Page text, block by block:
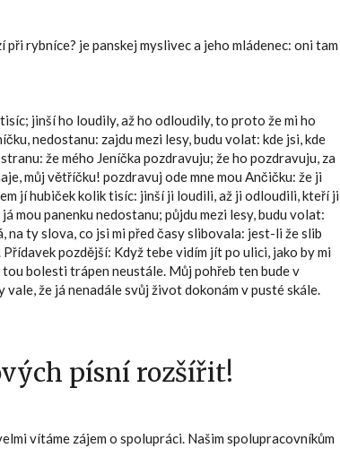
rybníce? je panskej myslivec a jeho mládenec: oni tam
jinší ho loudily, až ho odloudily, to proto že mi ho
nedostanu: zajdu mezi lesy, budu volat: kde jsi, kde
že mého Jeníčka pozdravuju; že ho pozdravuju, za
můj větříčku! pozdravuj ode mne mou Ančičku: že ji
jí hubiček kolik tisíc: jinší ji loudili, až ji odloudili, kteří ji
mou panenku nedostanu; půjdu mezi lesy, budu volat:
na ty slova, co jsi mi před časy slibovala: jest-li že slib
pozdější: Když tebe vidím jít po ulici, jako by mi
bolesti trápen neustále. Můj pohřeb ten bude v
že já nenadále svůj život dokonám v pusté skále.
písní rozšířit!
vítáme zájem o spolupráci. Našim spolupracovníkům